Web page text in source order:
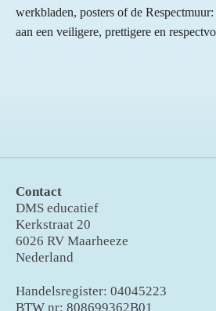
werkbladen, posters of de
aan een veiligere, prettigere en
Contact
DMS educatief
Kerkstraat 20
6026 RV Maarheeze
Nederland
Handelsregister: 04045223
BTW nr: 808699362B01